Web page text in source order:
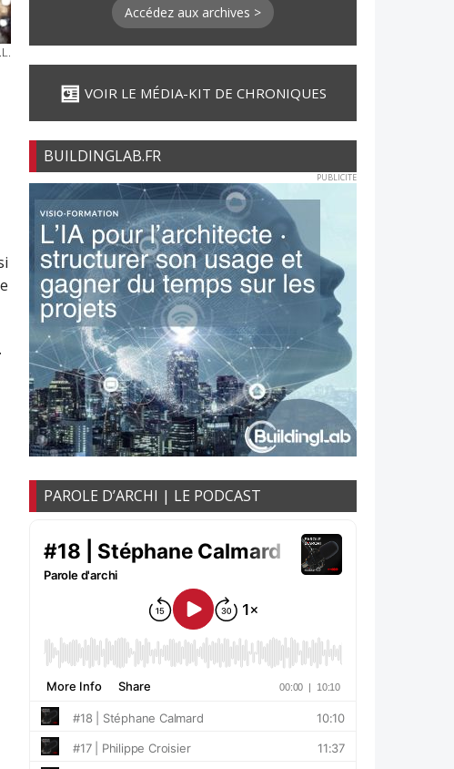
Accédez aux archives >
VOIR LE MÉDIA-KIT DE CHRONIQUES
BUILDINGLAB.FR
PUBLICITE
PAROLE D’ARCHI | LE PODCAST